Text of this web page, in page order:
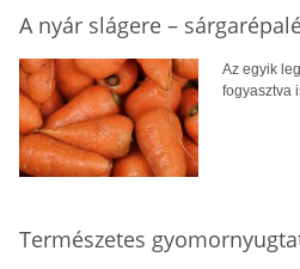
A nyár slágere –
Az egyik
fogyasztva
Természetes